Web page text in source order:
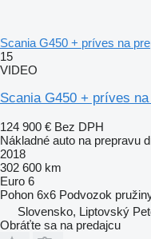
Scania G450 + príves na
15
VIDEO
Scania G450 + príves
124 900 € Bez DPH
Nákladné auto na prepravu
2018
302 600 km
Euro 6
Pohon 6x6 Podvozok
Slovensko, Liptovský
Obráťte sa na predajcu